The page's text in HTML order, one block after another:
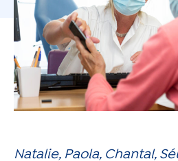
Natalie, Paola, Chantal,